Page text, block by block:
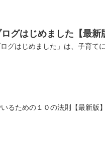
グはじめました【最新
ログはじめました」は、子育て
るための１０の法則【最新版】